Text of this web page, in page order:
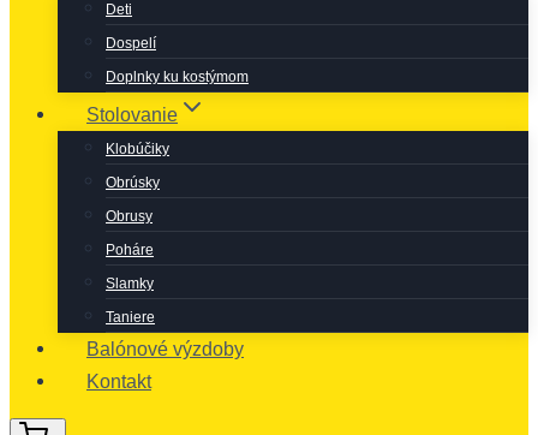
Deti
Dospelí
Doplnky ku kostýmom
Stolovanie
Klobúčiky
Obrúsky
Obrusy
Poháre
Slamky
Taniere
Balónové výzdoby
Kontakt